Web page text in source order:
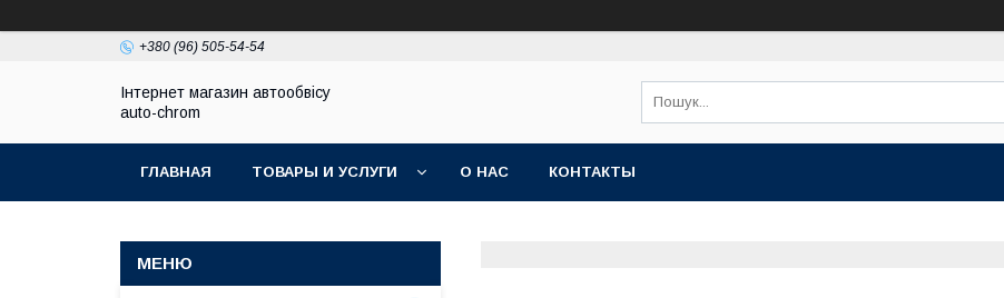
+380 (96) 505-54-54
Інтернет магазин автообвісу
auto-chrom
ГЛАВНАЯ ТОВАРЫ И УСЛУГИ О НАС КОНТАКТЫ